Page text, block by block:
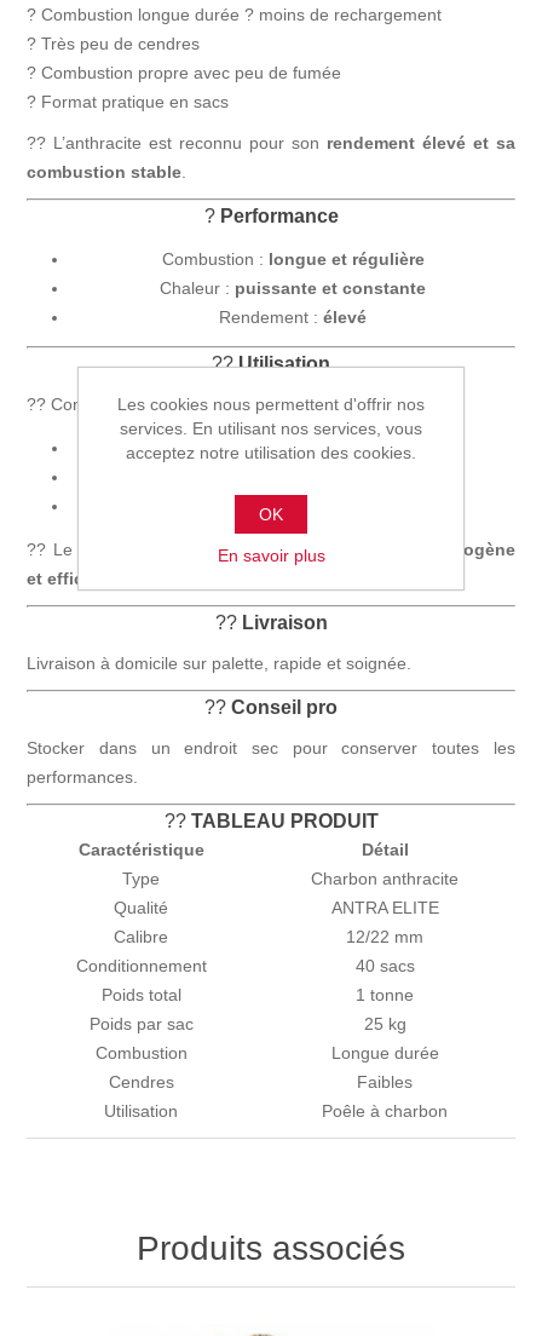
? Combustion longue durée ? moins de rechargement
? Très peu de cendres
? Combustion propre avec peu de fumée
? Format pratique en sacs
?? L’anthracite est reconnu pour son rendement élevé et sa
combustion stable.
? Performance
Combustion : longue et régulière
Chaleur : puissante et constante
Rendement : élevé
??Utilisation
?? Convient pour :
poêles à charbon
chauffage domestique
?? Le calibre permet unecombustion homogène
et efficace
?? Livraison
Livraison à domicile sur palette, rapide et soignée.
?? Conseil pro
Stocker dans un endroit sec pour conserver toutes les
performances.
?? TABLEAU PRODUIT
Caractéristique
Détail
Type
Charbon anthracite
Qualité
ANTRA ELITE
Calibre
12/22 mm
Conditionnement
40 sacs
Poids total
1 tonne
Poids par sac
25 kg
Combustion
Longue durée
Cendres
Faibles
Utilisation
Poêle à charbon
Produits associés
Les cookies nous permettent d'offrir nos
services. En utilisant nos services, vous
acceptez notre utilisation des cookies.
OK
En savoir plus